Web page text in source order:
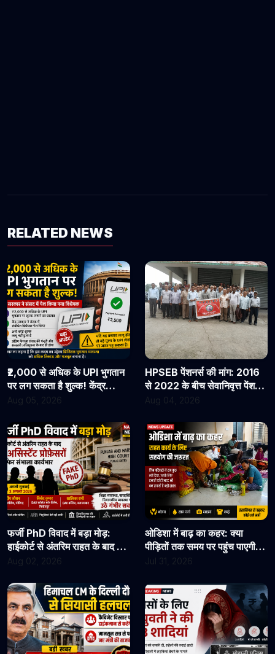
RELATED NEWS
₹2,000 से अधिक के UPI भुगतान
पर लग सकता है शुल्क! केंद्र
सरकार ने संसद में पेश किया नया
Aug 05, 2026
HPSEB पेंशनर्स की मांग: 2016
से 2022 के बीच सेवानिवृत्त पेंशनरों
के सभी देय लाभ तुरंत जारी किए
Aug 04, 2026
फर्जी PhD विवाद में बड़ा मोड़:
हाईकोर्ट से अंतरिम राहत के बाद 3
असिस्टेंट प्रोफेसरों ने फिर संभाला
सुनवाई
Aug 02, 2026
ओडिशा में बाढ़ का कहर: क्या
पीड़ितों तक समय पर पहुंच पाएगी